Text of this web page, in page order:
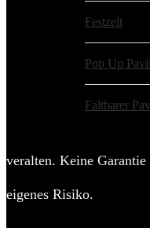
Festzelt
Pop Up
Faltbarer
veralten. Keine
eigenes Risiko.